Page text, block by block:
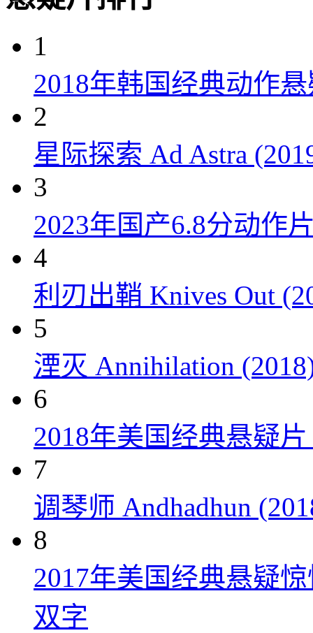
1
2018年韩国经典动作
2
星际探索 Ad Astra
3
2023年国产6.8分动作
4
利刃出鞘 Knives Out
5
湮灭 Annihilation
6
2018年美国经典悬疑
7
调琴师 Andhadhun
8
2017年美国经典悬疑
双字